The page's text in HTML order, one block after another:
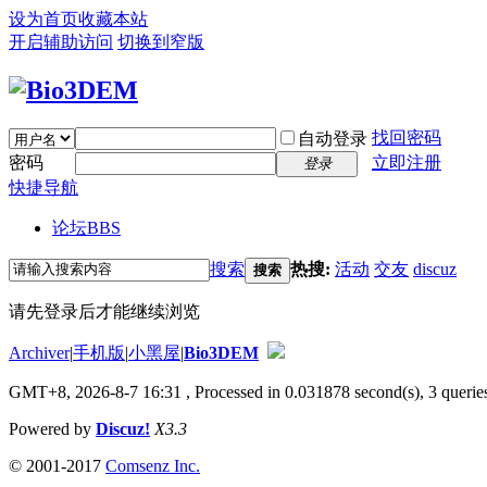
设为首页收藏本站
开启辅助访问 切换到窄版
自动登录 找回密码
密码
登录
立即注册
快捷导航
论坛BBS
搜索 搜索 热搜: 活动 交友 discuz
请先登录后才能继续浏览
Archiver|手机版|小黑屋|Bio3DEM
GMT+8, 2026-8-7 16:31 , Processed in 0.031878 second(s), 3
Powered by Discuz! X3.3
© 2001-2017 Comsenz Inc.